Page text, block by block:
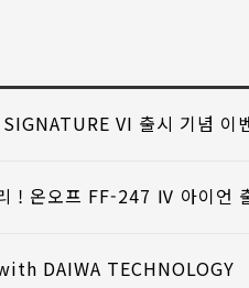
VI 출시 기념 이
! 온오프 FF-247 Ⅳ 아이언
DAIWA TECHNOLOGY